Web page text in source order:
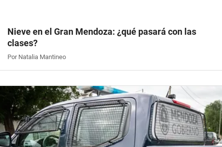
Nieve en el Gran Mendoza: ¿qué pasará con las
clases?
Por Natalia Mantineo